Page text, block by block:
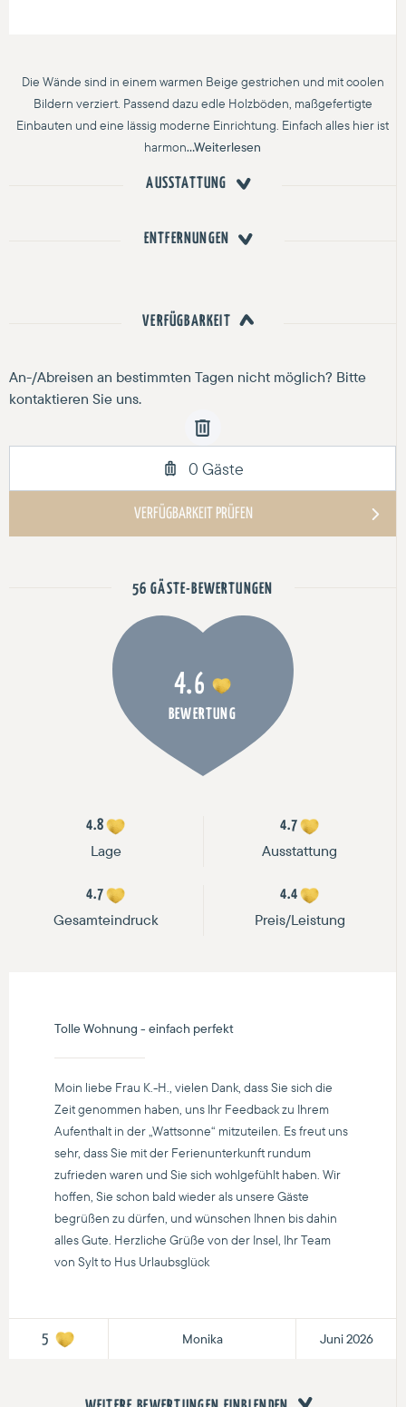
Die Wände sind in einem warmen Beige gestrichen und mit coolen
Bildern verziert. Passend dazu edle Holzböden, maßgefertigte
Einbauten und eine lässig moderne Einrichtung. Einfach alles hier ist
harmon...Weiterlesen
AUSSTATTUNG
ENTFERNUNGEN
VERFÜGBARKEIT
56 GÄSTE-BEWERTUNGEN
4.6
BEWERTUNG
4.8
Lage
4.7
Ausstattung
4.7
Gesamteindruck
4.4
Preis/Leistung
Tolle Wohnung - einfach perfekt
Moin liebe Frau K.-H., vielen Dank, dass Sie sich die
Zeit genommen haben, uns Ihr Feedback zu Ihrem
Aufenthalt in der „Wattsonne“ mitzuteilen. Es freut uns
sehr, dass Sie mit der Ferienunterkunft rundum
zufrieden waren und Sie sich wohlgefühlt haben. Wir
hoffen, Sie schon bald wieder als unsere Gäste
begrüßen zu dürfen, und wünschen Ihnen bis dahin
alles Gute. Herzliche Grüße von der Insel, Ihr Team
von Sylt to Hus Urlaubsglück
5 Monika Juni 2026